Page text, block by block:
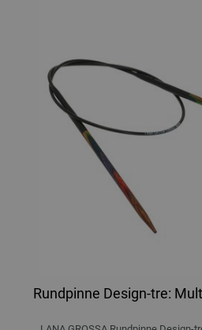
Rundpinne Design-tre: